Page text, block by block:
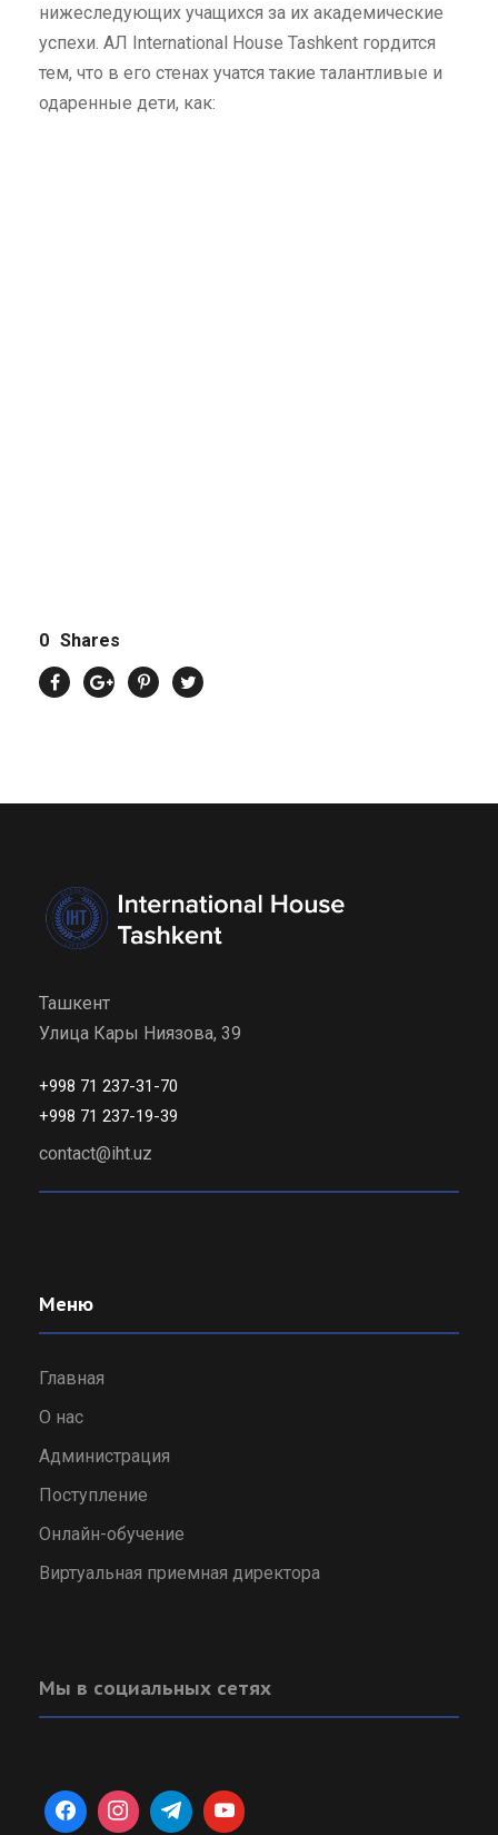
нижеследующих учащихся за их академические
успехи. АЛ International House Tashkent гордится
тем, что в его стенах учатся такие талантливые и
одаренные дети, как:
0 Shares
Ташкент
Улица Кары Ниязова, 39
+998 71 237-31-70
+998 71 237-19-39
contact@iht.uz
Меню
Главная
О нас
Администрация
Поступление
Онлайн-обучение
Виртуальная приемная директора
Мы в социальных сетях